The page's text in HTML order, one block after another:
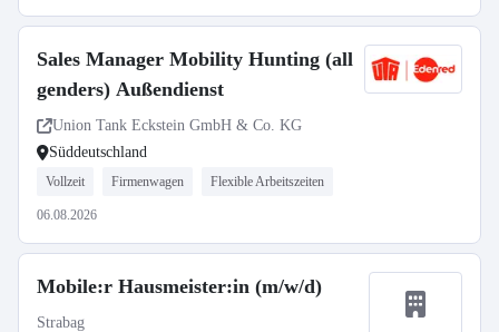
Sales Manager Mobility Hunting (all
genders) Außendienst
Union Tank Eckstein GmbH & Co. KG
Süddeutschland
Vollzeit Firmenwagen Flexible Arbeitszeiten
06.08.2026
Mobile:r Hausmeister:in (m/w/d)
Strabag